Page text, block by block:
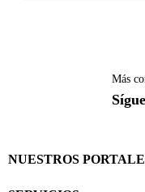
Más
NUESTROS